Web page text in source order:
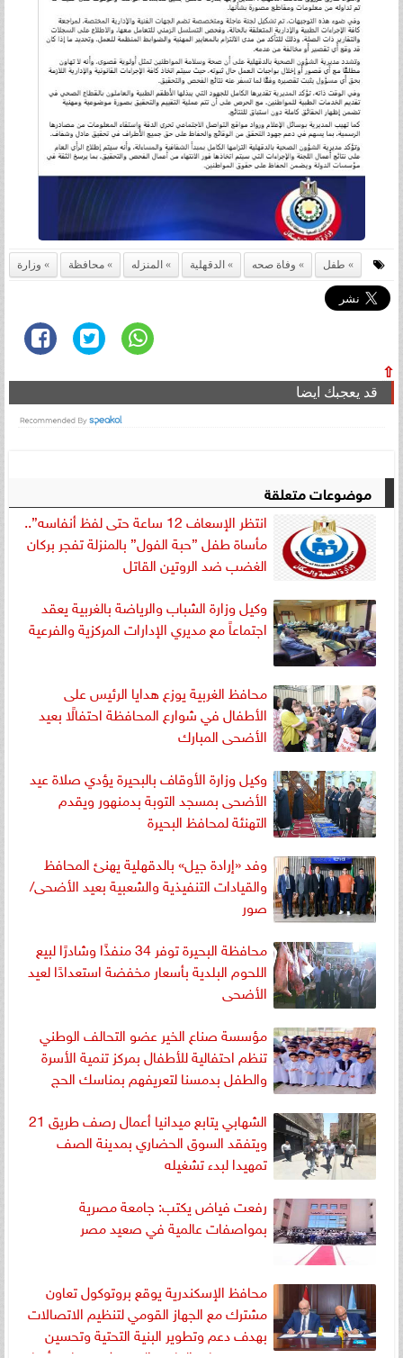
طفل وفاة صحه الدقهلية المنزله محافظة وزارة
⇧
قد يعجبك ايضا
موضوعات متعلقة
انتظر الإسعاف 12 ساعة حتى لفظ أنفاسه”..
مأساة طفل ”حبة الفول” بالمنزلة تفجر بركان
الغضب ضد الروتين القاتل
وكيل وزارة الشباب والرياضة بالغربية يعقد
اجتماعاً مع مديري الإدارات المركزية والفرعية
محافظ الغربية يوزع هدايا الرئيس على
الأطفال في شوارع المحافظة احتفالًا بعيد
الأضحى المبارك
وكيل وزارة الأوقاف بالبحيرة يؤدي صلاة عيد
الأضحى بمسجد التوبة بدمنهور ويقدم
التهنئة لمحافظ البحيرة
وفد «إرادة جيل» بالدقهلية يهنئ المحافظ
والقيادات التنفيذية والشعبية بعيد الأضحى/
صور
محافظة البحيرة توفر 34 منفذًا وشادرًا لبيع
اللحوم البلدية بأسعار مخفضة استعدادًا لعيد
الأضحى
مؤسسة صناع الخير عضو التحالف الوطني
تنظم احتفالية للأطفال بمركز تنمية الأسرة
والطفل بدمسنا لتعريفهم بمناسك الحج
الشهابي يتابع ميدانيا أعمال رصف طريق 21
ويتفقد السوق الحضاري بمدينة الصف
تمهيدا لبدء تشغيله
رفعت فياض يكتب: جامعة مصرية
بمواصفات عالمية في صعيد مصر ​
محافظ الإسكندرية يوقع بروتوكول تعاون
مشترك مع الجهاز القومي لتنظيم الاتصالات
بهدف دعم وتطوير البنية التحتية وتحسين